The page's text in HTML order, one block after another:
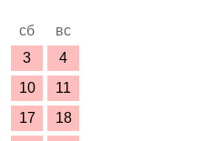
сб
вс
3
4
10
11
17
18